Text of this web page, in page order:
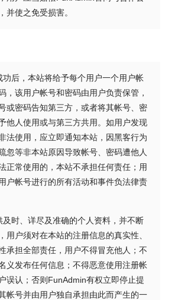
并使之免受损害。
功后，本站将给予每个用户一个用户帐
，该用户帐号和密码由用户负责保管，
或密码告知第三方，或者将其帐号、密
他人使用或与第三方共用。如用户发现
法使用，应立即通知本站，因黑客行为
忽等非本站原因导致帐号、密码遭他人
正常使用的，本站不承担任何责任；用
户帐号进行的所有活动和事件负法律责
及时、详尽及准确的个人资料，并不断
用户须对在本站的注册信息的真实性、
承担全部责任，用户不得冒充他人；不
义发布任何信息；不得恶意使用注册帐
误认；否则FunAdmin有权立即停止提
帐号并由用户独自承担由此而产生的一